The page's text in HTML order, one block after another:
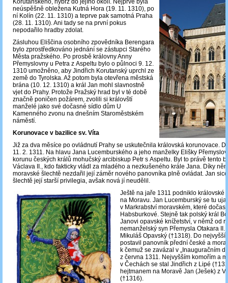
Korutanského, nýbrž do jejího okolí. Nejprve byla
neúspěšně obležena Kutná Hora (19. 11. 1310), po
ní Kolín (22. 11. 1310) a teprve pak samotná Praha
(28. 11. 1310). Ani tady se na první pokus
nepodařilo hradby zdolat.
Zásluhou Eliščina osobního zpovědníka Berengara
bylo zprostředkováno jednání se zástupci Starého
Města pražského. Po prosbě královny Anny
Přemyslovny u Petra z Aspeltu bylo o půlnoci 9. 12.
1310 umožněno, aby Jindřich Korutanský uprchl ze
země do Tyrolska. Až potom byla otevřena městská
brána (10. 12. 1310) a král Jan mohl slavnostně
vjet do Prahy. Protože Pražský hrad byl v té době
značně poničen požárem, zvolili si královští
manželé jako své dočasné sídlo dům U
Kamenného zvonu na dnešním Staroměstském
náměstí.
Korunovace v bazilice sv. Víta
Již za dva měsíce po ovládnutí Prahy se uskutečnila královská korunovace.
11. 2. 1311. Na hlavu Jana Lucemburského a jeho manželky Elišky
korunu českých králů mohučský arcibiskup Petr s Aspeltu. Byl to právě tento
Václava II., kdo fakticky vládl za mladého a nezkušeného krále Jana. Díky
moravské šlechtě nezdařil její záměr nového panovníka plně ovládat. Jan
šlechtě její starší privilegia, avšak nová jí neudělil.
Ještě na jaře 1311 podniklo královské
na Moravu. Jan Lucemburský se tu
v Markrabství moravském, které
Habsburkové. Stejně tak polský král
Janovi opavské knížetství, v němž od
nemanželský syn Přemysla Otakara II.
Mikuláš Opavský (†1318). Do
postavil panovník přední české a
k čemuž se zavázal v „Inauguračním
z června 1311. Nejvyšším komořím a
v Čechách se stal Jindřich z Lipé
hejtmanem na Moravě Jan (Ješek) z
(†1316).